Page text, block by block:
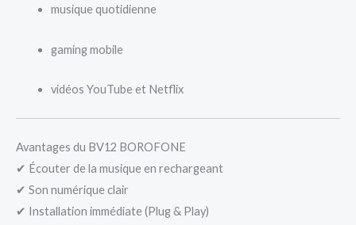
musique quotidienne
gaming mobile
vidéos YouTube et Netflix
Avantages du BV12 BOROFONE
✔ Écouter de la musique en rechargeant
✔ Son numérique clair
✔ Installation immédiate (Plug & Play)